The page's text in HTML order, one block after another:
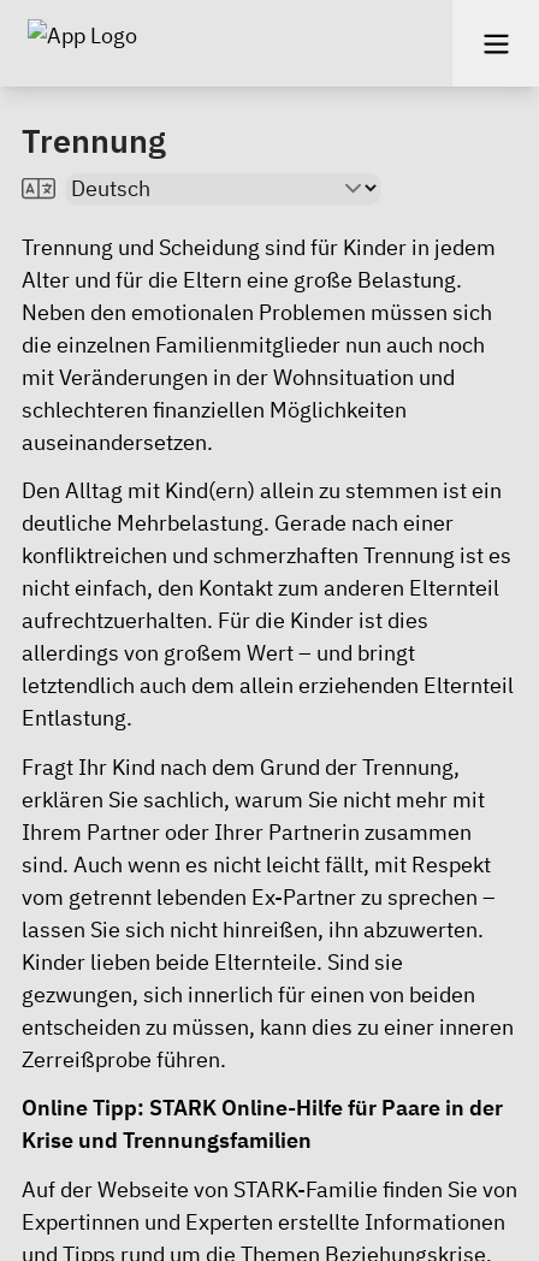
Trennung
Trennung und Scheidung sind für Kinder in jedem
Alter und für die Eltern eine große Belastung.
Neben den emotionalen Problemen müssen sich
die einzelnen Familienmitglieder nun auch noch
mit Veränderungen in der Wohnsituation und
schlechteren finanziellen Möglichkeiten
auseinandersetzen.
Den Alltag mit Kind(ern) allein zu stemmen ist ein
deutliche Mehrbelastung. Gerade nach einer
konfliktreichen und schmerzhaften Trennung ist es
nicht einfach, den Kontakt zum anderen Elternteil
aufrechtzuerhalten. Für die Kinder ist dies
allerdings von großem Wert – und bringt
letztendlich auch dem allein erziehenden Elternteil
Entlastung.
Fragt Ihr Kind nach dem Grund der Trennung,
erklären Sie sachlich, warum Sie nicht mehr mit
Ihrem Partner oder Ihrer Partnerin zusammen
sind. Auch wenn es nicht leicht fällt, mit Respekt
vom getrennt lebenden Ex-Partner zu sprechen –
lassen Sie sich nicht hinreißen, ihn abzuwerten.
Kinder lieben beide Elternteile. Sind sie
gezwungen, sich innerlich für einen von beiden
entscheiden zu müssen, kann dies zu einer inneren
Zerreißprobe führen.
Online Tipp: STARK Online-Hilfe für Paare in der
Krise und Trennungsfamilien
Auf der Web­sei­te von STARK-Familie fin­den Sie von
Ex­per­tin­nen und Ex­per­ten er­stell­te In­for­ma­tio­nen
und Tipps rund um die The­men Be­zie­hungs­kri­se,